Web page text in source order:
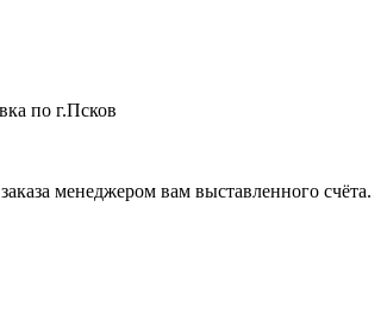
по г.Псков
менеджером вам выставленного счёта.